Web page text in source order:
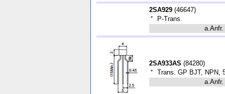
2SA929 (46647)
*
P-Trans.
a.Anfr.
2SA933AS (84280)
*
Trans. GP BJT, NPN,
a.Anfr.